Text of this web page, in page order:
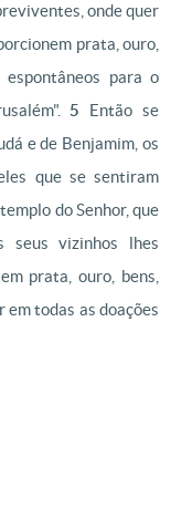
onde quer
prata, ouro,
para o
5 Então se
e de Benjamim, os
que se sentiram
do Senhor, que
seus vizinhos lhes
prata, ouro, bens,
todas as doações